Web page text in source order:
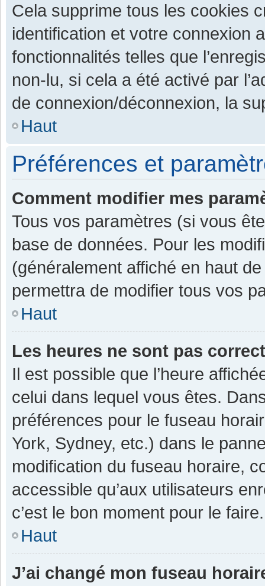
Cela supprime tous les cookies
identification et votre connexion
fonctionnalités telles que
non-lu, si cela a été activé par
de connexion/déconnexion, la
Haut
Préférences et
Comment modifier mes
Tous vos paramètres (si vous
base de données. Pour les
(généralement affiché en haut
permettra de modifier tous vos
Haut
Les heures ne sont pas
Il est possible que l’heure
celui dans lequel vous êtes.
préférences pour le fuseau
York, Sydney, etc.) dans le
modification du fuseau horaire,
accessible qu’aux utilisateurs
c’est le bon moment pour le faire.
Haut
J’ai changé mon fuseau